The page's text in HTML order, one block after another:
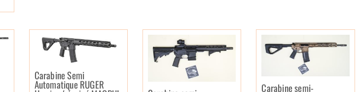
Carabine Semi
Automatique RUGER Carabine semi-